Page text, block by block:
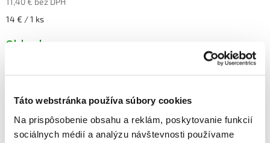
Táto webstránka používa súbory cookies
Na prispôsobenie obsahu a reklám, poskytovanie funkcií
sociálnych médií a analýzu návštevnosti používame
Jednotková
14 € / 1 ks
Skladom
Značka: Munchkin
EAN: 5019090115803